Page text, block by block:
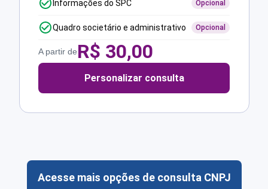
Informações do SPC Opcional
Quadro societário e administrativo Opcional
A partir deR$ 30,00
Personalizar consulta
Acesse mais opções de consulta CNPJ